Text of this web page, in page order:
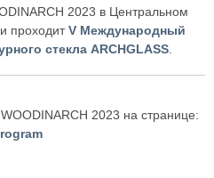
2023 в Центральном
проходитV Международный
стекла ARCHGLASS
2023 на странице: